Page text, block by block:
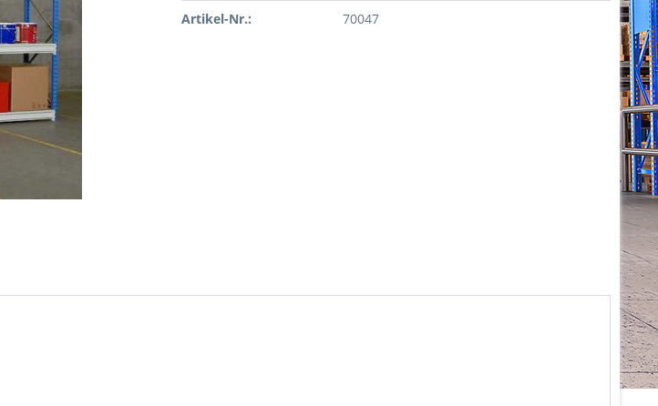
Artikel-Nr.: 70047